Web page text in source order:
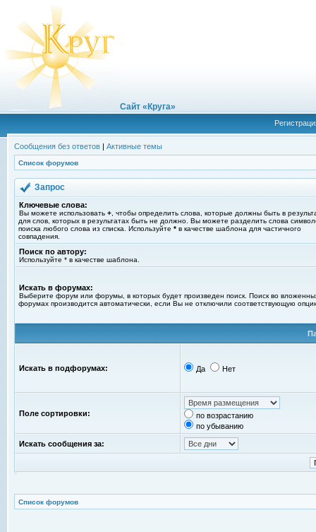
Сайт «Круга»
Сообщения без ответов | Активные темы
Список форумов
Запрос
Ключевые слова:
Вы можете использовать + , чтобы определить слова, которые должны быть в
для слов, которых в результатах быть не должно. Вы можете разделить слова
поиска любого слова из списка. Используйте * в качестве шаблона для частичного
совпадения.
Поиск по автору:
Используйте * в качестве шаблона.
Искать в форумах:
Выберите форум или форумы, в которых будет произведен поиск. Поиск во
форумах производится автоматически, если Вы не отключили соответствующую
Искать в подфорумах: Да Нет
Поле сортировки:
по возрастанию
по убыванию
Искать сообщения за:
Список форумов